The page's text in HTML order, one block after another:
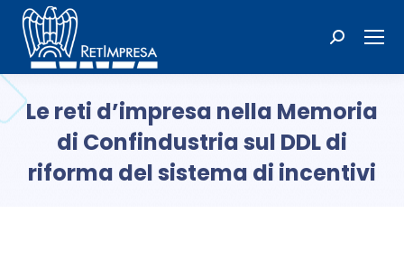
Cerca:
Le reti d’impresa nella Memoria
di Confindustria sul DDL di
riforma del sistema di incentivi